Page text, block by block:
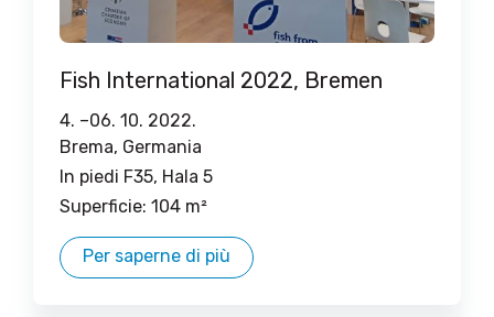
Fish International 2022, Bremen
4. –06. 10. 2022.
Brema, Germania
In piedi F35, Hala 5
Superficie: 104 m²
Per saperne di più